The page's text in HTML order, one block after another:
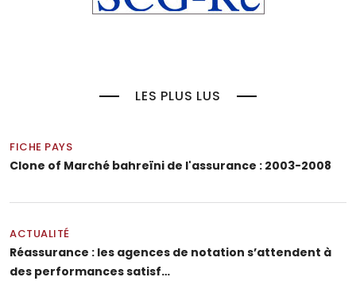
LES PLUS LUS
FICHE PAYS
Clone of Marché bahreïni de l'assurance : 2003-2008
ACTUALITÉ
Réassurance : les agences de notation s’attendent à
des performances satisf…